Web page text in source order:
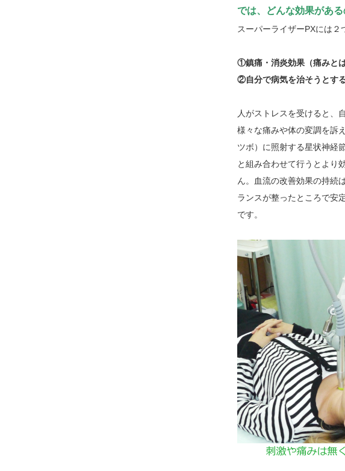
では、どんな効果がある
スーパーライザーPXには２
①鎮痛・消炎効果（痛みと
②自分で病気を治そうとす
人がストレスを受けると、
様々な痛みや体の変調を訴
ツボ）に照射する星状神経
と組み合わせて行うとより
ん。血流の改善効果の持続
ランスが整ったところで安
です。